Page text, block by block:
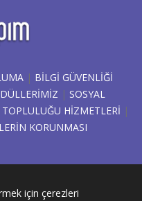
| BILGI GÜVENLIĞI
| SOSYAL
HİZMETLERİ |
KORUNMASI
için çerezleri